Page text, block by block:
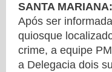
SANTA
Após ser
quiosque
crime, a equipe
a Delegacia dois